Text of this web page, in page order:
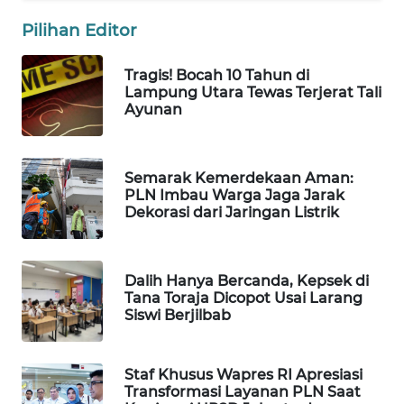
Pilihan Editor
Tragis! Bocah 10 Tahun di
Lampung Utara Tewas Terjerat Tali
Ayunan
Semarak Kemerdekaan Aman:
PLN Imbau Warga Jaga Jarak
Dekorasi dari Jaringan Listrik
Dalih Hanya Bercanda, Kepsek di
Tana Toraja Dicopot Usai Larang
Siswi Berjilbab
Staf Khusus Wapres RI Apresiasi
Transformasi Layanan PLN Saat
WAHANA
SPORT
WAHANA
UMKM
WAHANA
SELEB
WAHANA
PERSONA
WAHANA
OTOMOTIF
HEALTH